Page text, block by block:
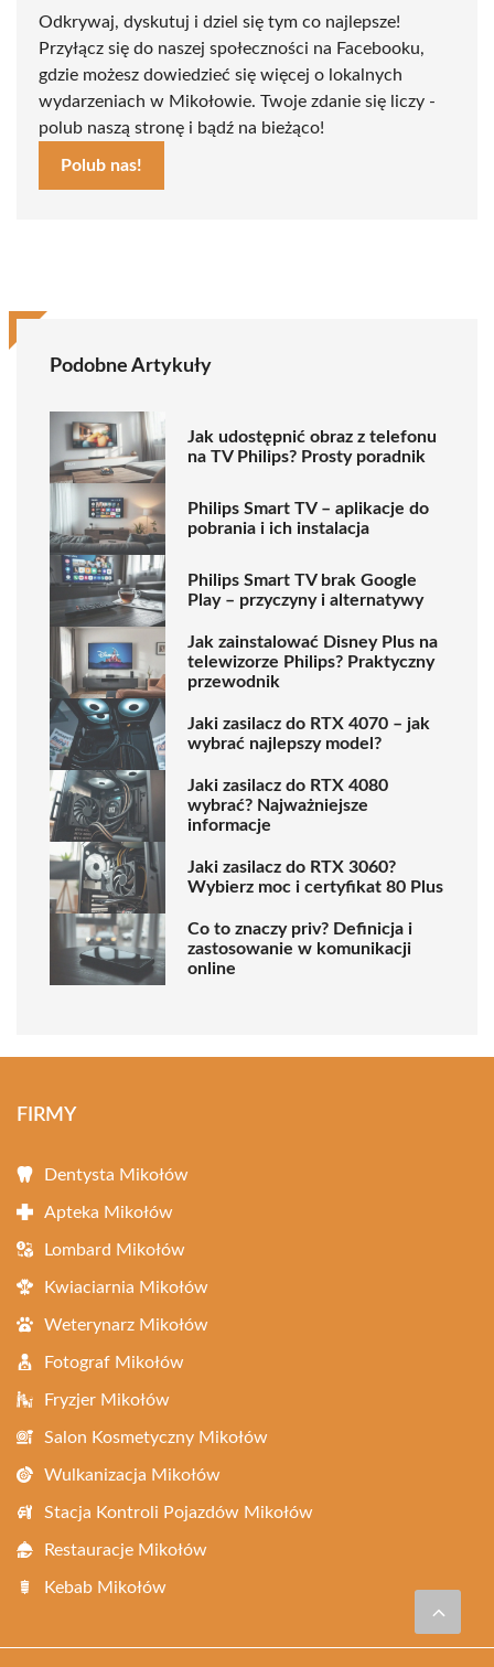
Odkrywaj, dyskutuj i dziel się tym co najlepsze!
Przyłącz się do naszej społeczności na Facebooku,
gdzie możesz dowiedzieć się więcej o lokalnych
wydarzeniach w Mikołowie. Twoje zdanie się liczy -
polub naszą stronę i bądź na bieżąco!
Polub nas!
Podobne Artykuły
Jak udostępnić obraz z telefonu
na TV Philips? Prosty poradnik
Philips Smart TV – aplikacje do
pobrania i ich instalacja
Philips Smart TV brak Google
Play – przyczyny i alternatywy
Jak zainstalować Disney Plus na
telewizorze Philips? Praktyczny
przewodnik
Jaki zasilacz do RTX 4070 – jak
wybrać najlepszy model?
Jaki zasilacz do RTX 4080
wybrać? Najważniejsze
informacje
Jaki zasilacz do RTX 3060?
Wybierz moc i certyfikat 80 Plus
Co to znaczy priv? Definicja i
zastosowanie w komunikacji
online
FIRMY
Dentysta Mikołów
Apteka Mikołów
Lombard Mikołów
Kwiaciarnia Mikołów
Weterynarz Mikołów
Fotograf Mikołów
Fryzjer Mikołów
Salon Kosmetyczny Mikołów
Wulkanizacja Mikołów
Stacja Kontroli Pojazdów Mikołów
Restauracje Mikołów
Kebab Mikołów